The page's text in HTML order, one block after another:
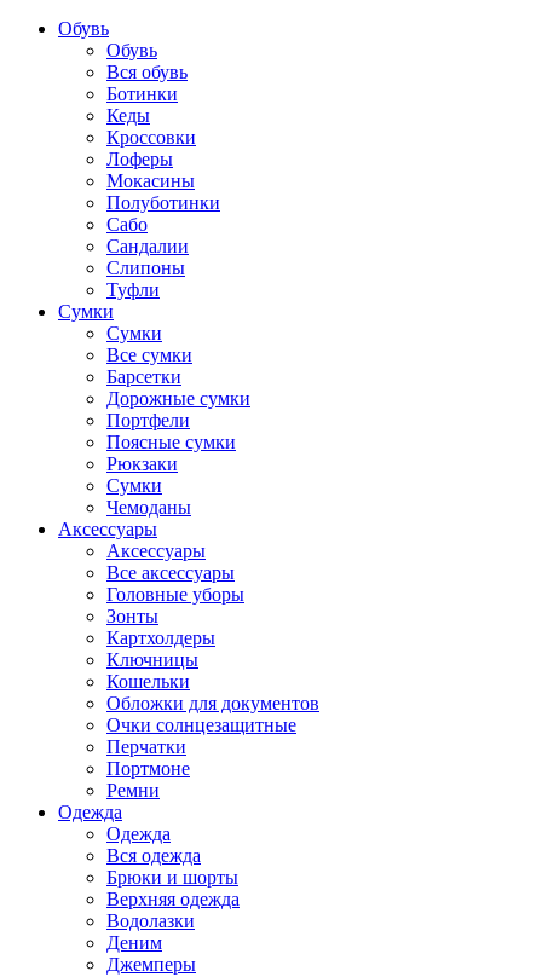
Обувь
Обувь
Вся обувь
Ботинки
Кеды
Кроссовки
Лоферы
Мокасины
Полуботинки
Сабо
Сандалии
Слипоны
Туфли
Сумки
Сумки
Все сумки
Барсетки
Дорожные сумки
Портфели
Поясные сумки
Рюкзаки
Сумки
Чемоданы
Аксессуары
Аксессуары
Все аксессуары
Головные уборы
Зонты
Картхолдеры
Ключницы
Кошельки
Обложки для документов
Очки солнцезащитные
Перчатки
Портмоне
Ремни
Одежда
Одежда
Вся одежда
Брюки и шорты
Верхняя одежда
Водолазки
Деним
Джемперы